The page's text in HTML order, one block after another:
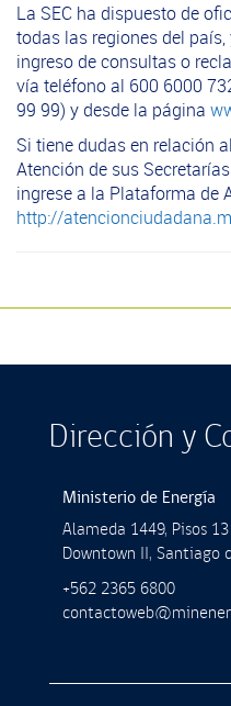
La SEC ha dispuesto de
todas las regiones del
ingreso de consultas o
vía teléfono al 600 6000
99 99) y desde la página
Si tiene dudas en relación
Atención de sus
ingrese a la Plataforma de
http://
Dirección y
Ministerio de Energía
Alameda 1449, Pisos
Downtown II, Santiago
+562 2365 6800